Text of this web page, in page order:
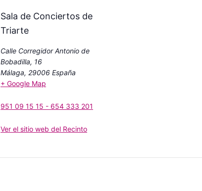
Sala de Conciertos de
Triarte
Calle Corregidor Antonio de
Bobadilla, 16
Málaga, 29006 España
+ Google Map
951 09 15 15 - 654 333 201
Ver el sitio web del Recinto